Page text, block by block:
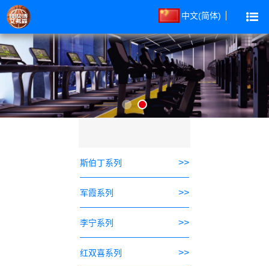
中文(简体)
斯伯丁系列 >>
军霞系列 >>
李宁系列 >>
红双喜系列 >>